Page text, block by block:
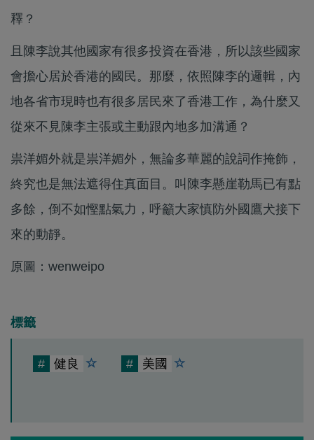
釋？
且陳李說其他國家有很多投資在香港，所以該些國家
會擔心居於香港的國民。那麼，依照陳李的邏輯，內
地各省市現時也有很多居民來了香港工作，為什麼又
從來不見陳李主張或主動跟內地多加溝通？
祟洋媚外就是祟洋媚外，無論多華麗的說詞作掩飾，
終究也是無法遮得住真面目。叫陳李懸崖勒馬已有點
多餘，倒不如慳點氣力，呼籲大家慎防外國鷹犬接下
來的動靜。
原圖：wenweipo
標籤
# 健良 # 美國